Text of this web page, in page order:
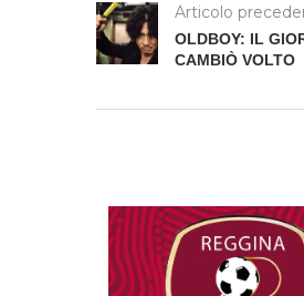
Articolo
OLDBOY: IL
CAMBIÒ VOLTO